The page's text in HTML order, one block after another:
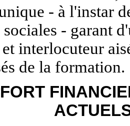
- à l'instar
- garant
et interlocuteur
de la formation.